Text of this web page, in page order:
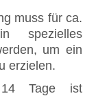
muss für ca.
spezielles
um ein
erzielen.
Tage ist